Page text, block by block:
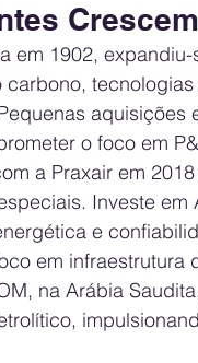
Crescem
em 1902,
o foco em
a Praxair em
Investe
e
em infraestrutura
na Arábia